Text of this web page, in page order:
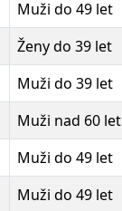
Muži do 49 let
Ženy do 39 let
Muži do 39 let
Muži nad 60 let
Muži do 49 let
Muži do 49 let